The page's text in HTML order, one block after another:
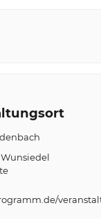
Wunsiedel